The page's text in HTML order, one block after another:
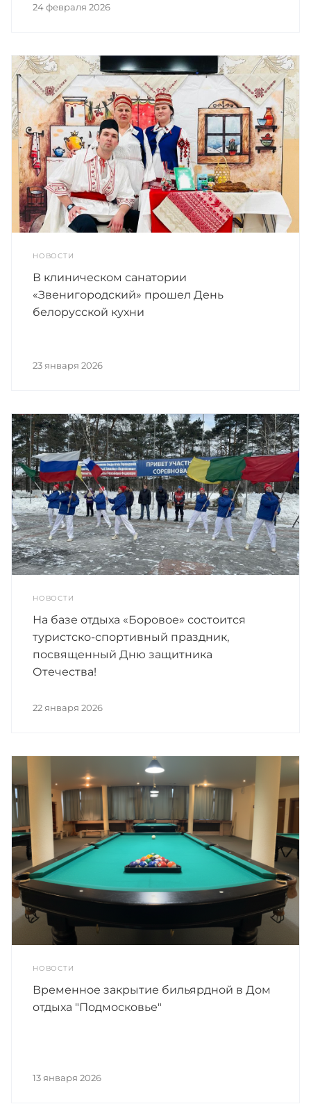
24 февраля 2026
НОВОСТИ
В клиническом санатории
«Звенигородский» прошел День
белорусской кухни
23 января 2026
НОВОСТИ
На базе отдыха «Боровое» состоится
туристско-спортивный праздник,
посвященный Дню защитника
Отечества!
22 января 2026
НОВОСТИ
Временное закрытие бильярдной в Дом
отдыха "Подмосковье"
13 января 2026